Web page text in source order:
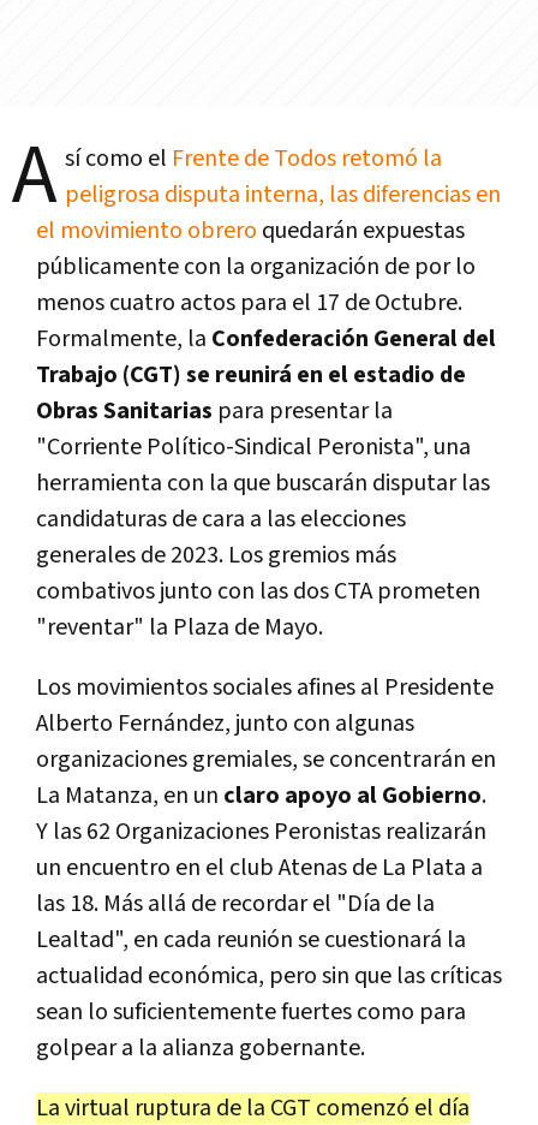
A sí como el Frente de Todos retomó la
peligrosa disputa interna, las diferencias en
el movimiento obrero quedarán expuestas
públicamente con la organización de por lo
menos cuatro actos para el 17 de Octubre.
Formalmente, la Confederación General del
Trabajo (CGT) se reunirá en el estadio de
Obras Sanitarias para presentar la
"Corriente Político-Sindical Peronista", una
herramienta con la que buscarán disputar las
candidaturas de cara a las elecciones
generales de 2023. Los gremios más
combativos junto con las dos CTA prometen
"reventar" la Plaza de Mayo.
Los movimientos sociales afines al Presidente
Alberto Fernández, junto con algunas
organizaciones gremiales, se concentrarán en
La Matanza, en un claro apoyo al Gobierno.
Y las 62 Organizaciones Peronistas realizarán
un encuentro en el club Atenas de La Plata a
las 18. Más allá de recordar el "Día de la
Lealtad", en cada reunión se cuestionará la
actualidad económica, pero sin que las críticas
sean lo suficientemente fuertes como para
golpear a la alianza gobernante.
La virtual ruptura de la CGT comenzó el día